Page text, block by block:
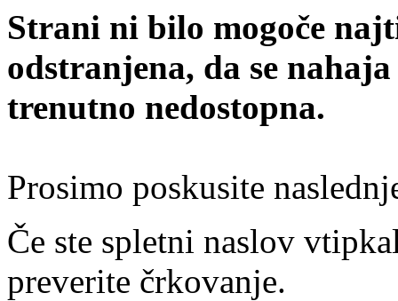
Strani ni bilo mogoče
odstranjena, da se
trenutno nedostopna.
Prosimo poskusite
Če ste spletni naslov
preverite črkovanje.